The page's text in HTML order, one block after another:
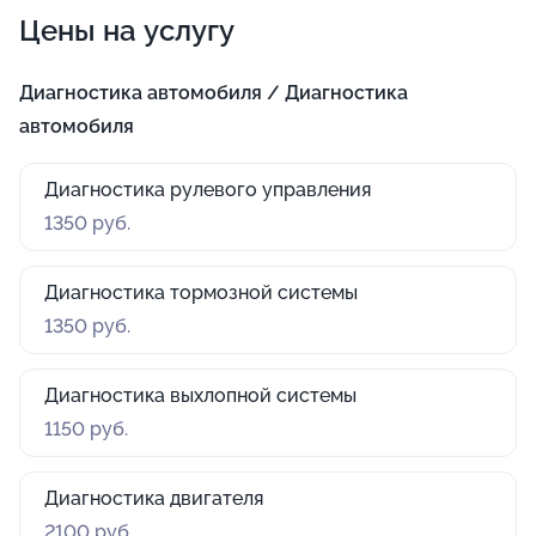
быстрого восстановления посредством кузовного
что влечет за собой ухудшение управляемости, а это
негативно сказывается на безопасности.
Цены на услугу
Диагностика автомобиля / Диагностика
автомобиля
Диагностика рулевого управления
1350 руб.
Диагностика тормозной системы
1350 руб.
Диагностика выхлопной системы
1150 руб.
Диагностика двигателя